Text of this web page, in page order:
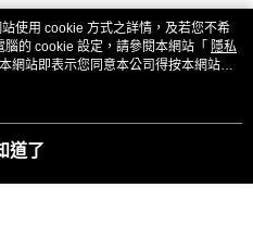
使用 cookie 方式之詳情，及若您不希
的 cookie 設定，請參閱本網站「 隱私
網站即表示您同意本公司得按本網站使
道了